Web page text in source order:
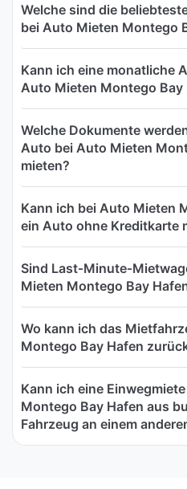
Welche sind die
bei Auto Mieten Montego
Kann ich eine monatliche
Auto Mieten Montego Bay
Welche Dokumente
Auto bei Auto Mieten
mieten?
Kann ich bei Auto Mieten
ein Auto ohne Kreditkarte
Sind
Mieten Montego Bay
Wo kann ich das
Montego Bay Hafen
Kann ich eine
Montego Bay Hafen aus
Fahrzeug an einem